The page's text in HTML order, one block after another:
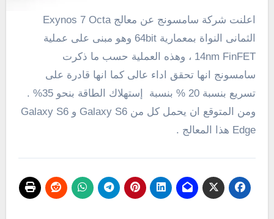
الثمانى النواة بمعمارية 64bit وهو مبنى على عملية
14nm FinFET ، وهذه العملية حسب ما ذكرت
سامسونج انها تحقق اداء عالى كما انها قادرة على
تسريع بنسبة 20 % بنسبة إستهلاك الطاقة بنحو 35% .
ومن المتوقع ان يحمل كل من Galaxy S6 و Galaxy S6
Edge هذا المعالج .